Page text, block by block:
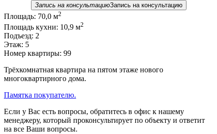
Запись на консультациюЗапись на консультацию
Площадь: 70,0 м2
Площадь кухни: 10,9 м2
Подъезд: 2
Этаж: 5
Номер квартиры: 99
Трёхкомнатная квартира на пятом этаже нового
многоквартирного дома.
Памятка покупателю.
Если у Вас есть вопросы, обратитесь в офис к нашему
менеджеру, который проконсультирует по объекту и ответит
на все Ваши вопросы.